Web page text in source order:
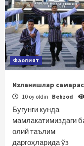
Фаолият
Изланишлар
10 oy oldin Behzod
Бугунги кунда
мамлакатимиздаги
олий таълим
даргоҳларида ўз